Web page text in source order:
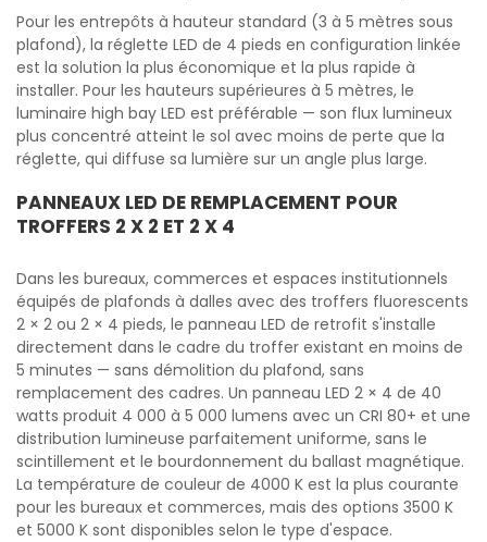
Pour les entrepôts à hauteur standard (3 à 5 mètres sous
plafond), la réglette LED de 4 pieds en configuration linkée
est la solution la plus économique et la plus rapide à
installer. Pour les hauteurs supérieures à 5 mètres, le
luminaire high bay LED est préférable — son flux lumineux
plus concentré atteint le sol avec moins de perte que la
réglette, qui diffuse sa lumière sur un angle plus large.
PANNEAUX LED DE REMPLACEMENT POUR
TROFFERS 2 X 2 ET 2 X 4
Dans les bureaux, commerces et espaces institutionnels
équipés de plafonds à dalles avec des troffers fluorescents
2 × 2 ou 2 × 4 pieds, le panneau LED de retrofit s'installe
directement dans le cadre du troffer existant en moins de
5 minutes — sans démolition du plafond, sans
remplacement des cadres. Un panneau LED 2 × 4 de 40
watts produit 4 000 à 5 000 lumens avec un CRI 80+ et une
distribution lumineuse parfaitement uniforme, sans le
scintillement et le bourdonnement du ballast magnétique.
La température de couleur de 4000 K est la plus courante
pour les bureaux et commerces, mais des options 3500 K
et 5000 K sont disponibles selon le type d'espace.